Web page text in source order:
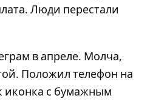
Люди перестали
в апреле. Молча,
Положил телефон на
иконка с бумажным